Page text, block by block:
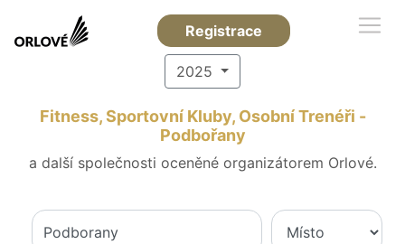
Registrace
2025
Fitness, Sportovní Kluby, Osobní Trenéři -
Podbořany
a další společnosti oceněné organizátorem Orlové.